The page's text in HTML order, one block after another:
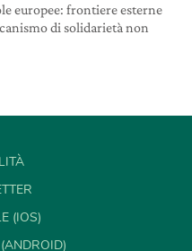
europee: frontiere esterne
di solidarietà non
(IOS)